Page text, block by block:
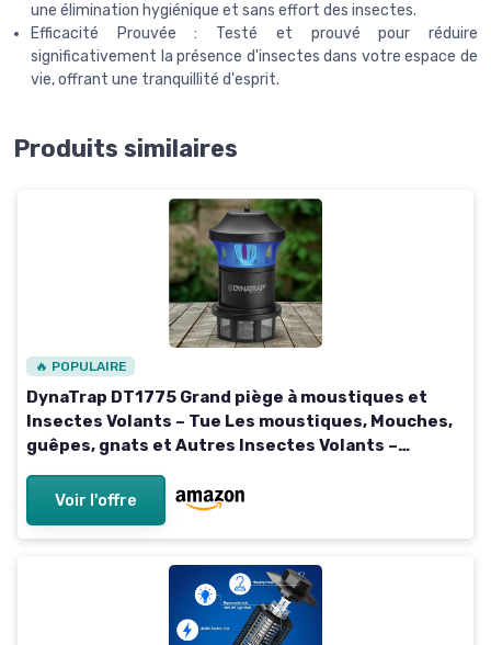
une élimination hygiénique et sans effort des insectes.
Efficacité Prouvée : Testé et prouvé pour réduire
significativement la présence d'insectes dans votre espace de
vie, offrant une tranquillité d'esprit.
Produits similaires
🔥 POPULAIRE
DynaTrap DT1775 Grand piège à moustiques et
Insectes Volants – Tue Les moustiques, Mouches,
guêpes, gnats et Autres Insectes Volants –
Voir l'offre